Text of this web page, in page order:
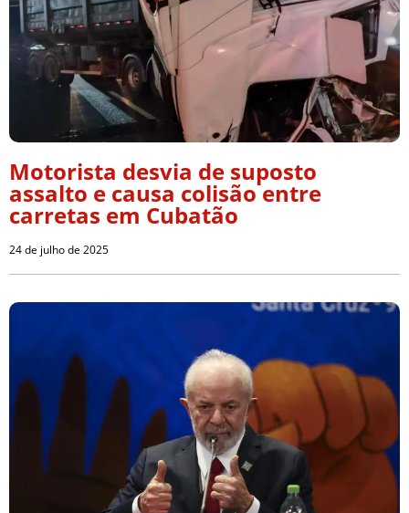
Motorista desvia de suposto
assalto e causa colisão entre
carretas em Cubatão
24 de julho de 2025